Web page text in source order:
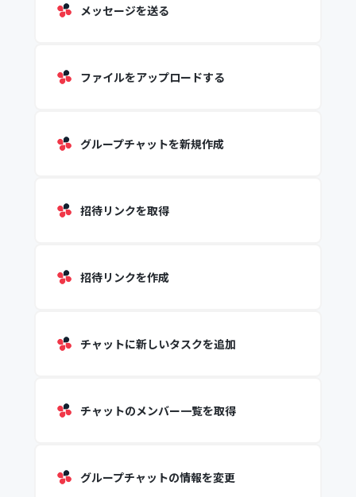
メッセージを送る
ファイルをアップロードする
グループチャットを新規作成
招待リンクを取得
招待リンクを作成
チャットに新しいタスクを追加
チャットのメンバー一覧を取得
グループチャットの情報を変更